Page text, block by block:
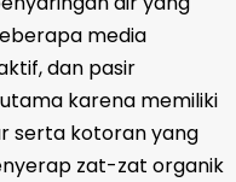
media
dan pasir
karena memiliki
serta kotoran yang
zat-zat organik